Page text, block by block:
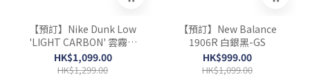
【預訂】Nike Dunk Low
'LIGHT CARBON' 雲霧灰
炭灰-MEN
HK$1,099.00
HK$1,299.00
【預訂】New Balance
1906R 白銀黑-GS
HK$999.00
HK$1,099.00